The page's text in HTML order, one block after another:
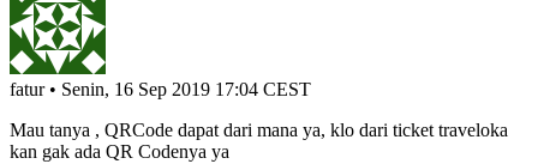
fatur • Senin, 16 Sep 2019 17:04 CEST
Mau tanya , QRCode dapat dari mana ya, klo dari ticket traveloka
kan gak ada QR Codenya ya